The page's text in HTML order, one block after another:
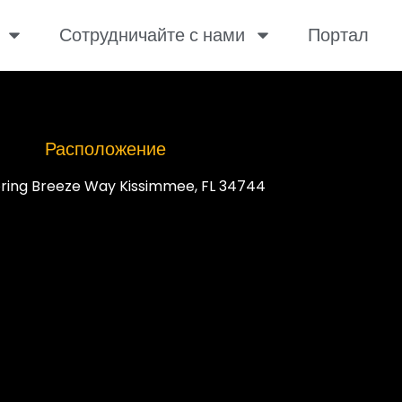
Сотрудничайте с нами Портал
Расположение
Breeze Way Kissimmee, FL 34744